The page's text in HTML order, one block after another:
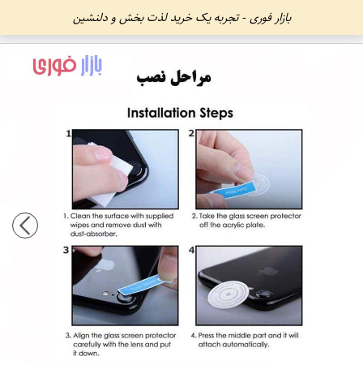
بازار فوری - تجربه یک خرید لذت بخش و دلنشین